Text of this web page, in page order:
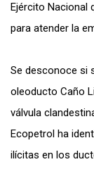
Ejército Nacional
para atender la
Se desconoce si
oleoducto Caño
válvula
Ecopetrol ha
ilícitas en los